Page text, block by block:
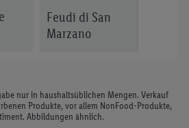
Feudi di San
Marzano
nur in haushaltsüblichen Mengen. Verkauf
Produkte, vor allem NonFood-Produkte,
Abbildungen ähnlich.